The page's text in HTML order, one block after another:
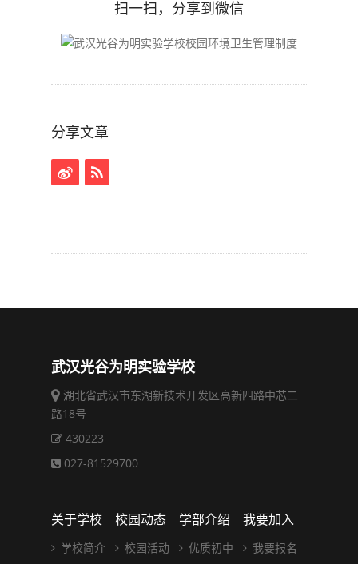
扫一扫，分享到微信
分享文章
武汉光谷为明实验学校
湖北省武汉市东湖新技术开发区高新四路中芯二
路18号
430223
027-81529700
关于学校
学校简介
校园动态
校园活动
学部介绍
优质初中
我要加入
我要报名